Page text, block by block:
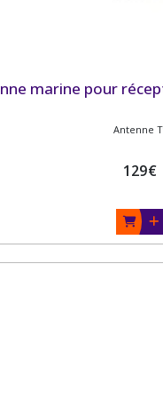
marine pour
Antenne
129€